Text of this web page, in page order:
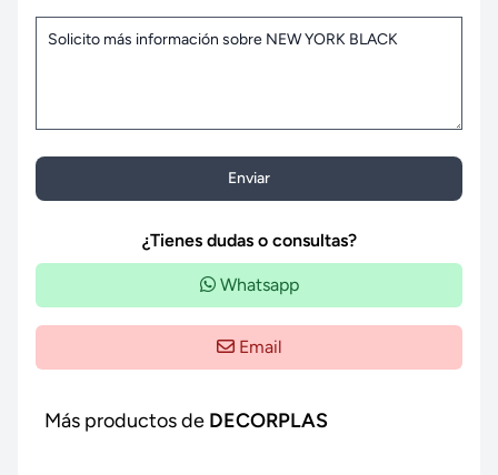
Enviar
¿Tienes dudas o consultas?
Whatsapp
Email
Más productos de DECORPLAS